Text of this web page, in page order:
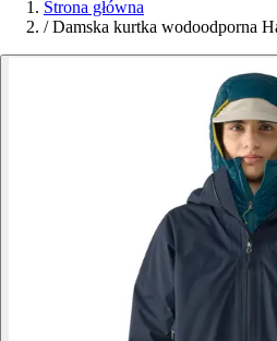
Strona główna
/ Damska kurtka wodoodporna